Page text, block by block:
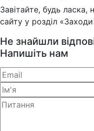
Завітайте, будь ласка,
сайту у розділ
Не знайшли
Напишіть нам